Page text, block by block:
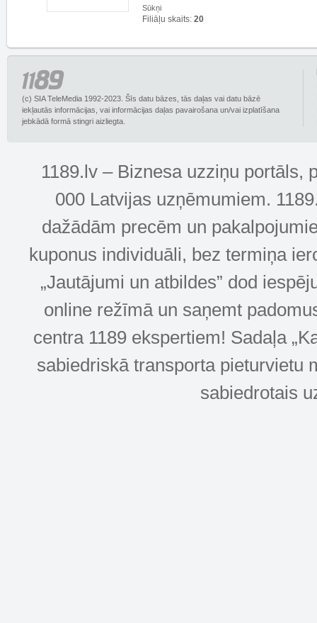
Sūkņi
Filiāļu skaits: 20
(c) SIA TeleMedia 1992-2023. Šīs datu bāzes, tās daļas vai datu bāzē
iekļautās informācijas, vai informācijas daļas pavairošana un/vai izplatīšana
jebkādā formā stingri aizliegta.
1189.lv – Biznesa uzziņu portāls,
000 Latvijas uzņēmumiem.
dažādām precēm un
kuponus individuāli, bez termiņa
„Jautājumi un atbildes” dod
online režīmā un saņemt
centra 1189 ekspertiem! Sadaļa
sabiedriskā transporta pieturvietu
sabiedrotais